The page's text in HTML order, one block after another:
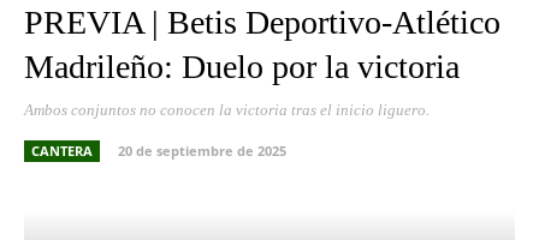
PREVIA | Betis Deportivo-Atlético
Madrileño: Duelo por la victoria
Ambos conjuntos no conocen la victoria tras el inicio liguero.
CANTERA 20 de septiembre de 2025